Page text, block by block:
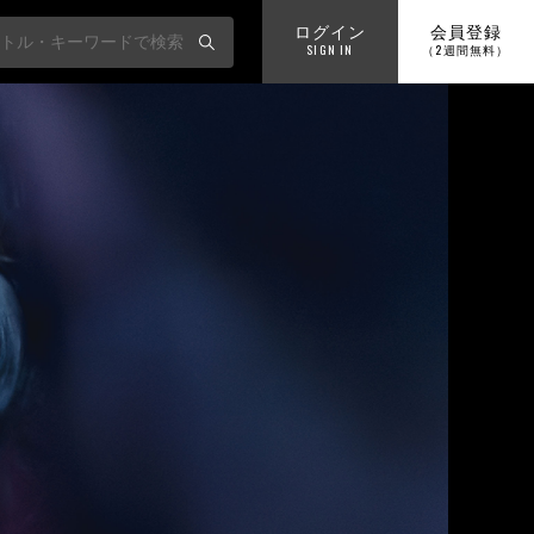
ログイン
SIGN IN
会員登録
（2週間無料）